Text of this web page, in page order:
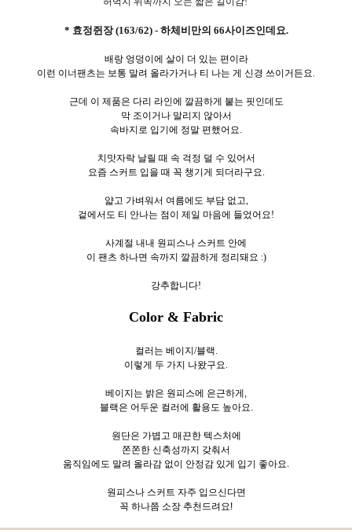
* 효정쥔장 (163/62) - 하체비만의 66사이즈인데요.
배랑 엉덩이에 살이 더 있는 편이라
이런 이너팬츠는 보통 말려 올라가거나 티 나는 게 신경 쓰이거든요.
근데 이 제품은 다리 라인에 깔끔하게 붙는 핏인데도
막 조이거나 말리지 않아서
속바지로 입기에 정말 편했어요.
치맛자락 날릴 때 속 걱정 덜 수 있어서
요즘 스커트 입을 때 꼭 챙기게 되더라구요.
얇고 가벼워서 여름에도 부담 없고,
겉에서도 티 안나는 점이 제일 마음에 들었어요!
사계절 내내 원피스나 스커트 안에
이 팬츠 하나면 속까지 깔끔하게 정리돼요 :)
강추합니다!
Color & Fabric
컬러는 베이지/블랙.
이렇게 두 가지 나왔구요.
베이지는 밝은 원피스에 은근하게,
블랙은 어두운 컬러에 활용도 높아요.
원단은 가볍고 매끈한 텍스처에
쫀쫀한 신축성까지 갖춰서
움직임에도 말려 올라감 없이 안정감 있게 입기 좋아요.
원피스나 스커트 자주 입으신다면
꼭 하나쯤 소장 추천드려요!